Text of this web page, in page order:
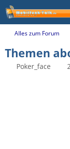
Alles zum Forum
Themen
Poker_face